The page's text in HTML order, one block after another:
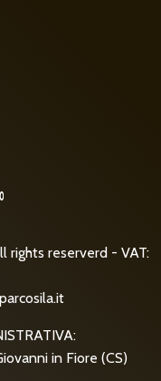
rights reserverd - VAT:
in Fiore (CS)